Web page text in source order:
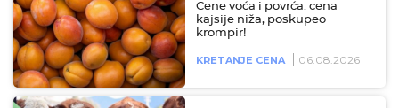
Cene voća i povrća: cena
kajsije niža, poskupeo
krompir!
KRETANJE CENA 06.08.2026